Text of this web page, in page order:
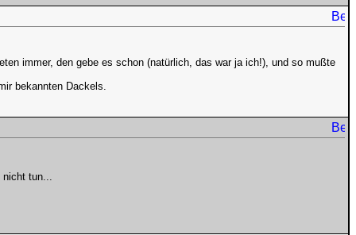
immer, den gebe es schon (natürlich, das war ja ich!), und so mußte
bekannten Dackels.
tun...